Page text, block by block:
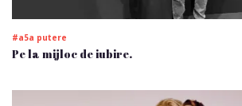
#a5a putere
Pe la mijloc de iubire.